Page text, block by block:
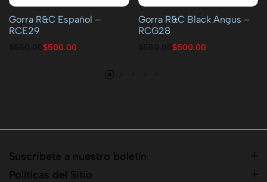
Gorra R&C Español –
RCE29
$ 550.00$500.00
Gorra R&C Black Angus –
RCG28
$ 550.00$500.00
Suscribete a nuestro boletín
Políticas del Sitio